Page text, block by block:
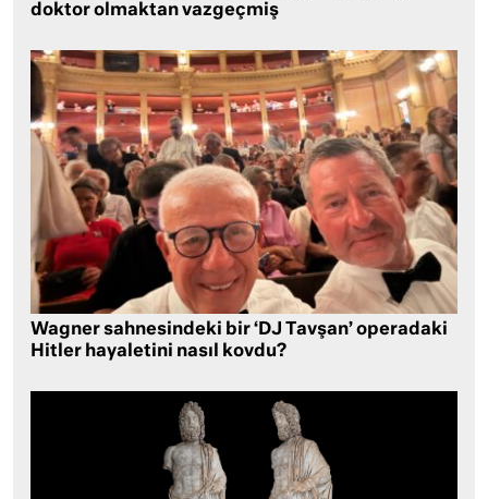
doktor olmaktan vazgeçmiş
Wagner sahnesindeki bir ‘DJ Tavşan’ operadaki
Hitler hayaletini nasıl kovdu?